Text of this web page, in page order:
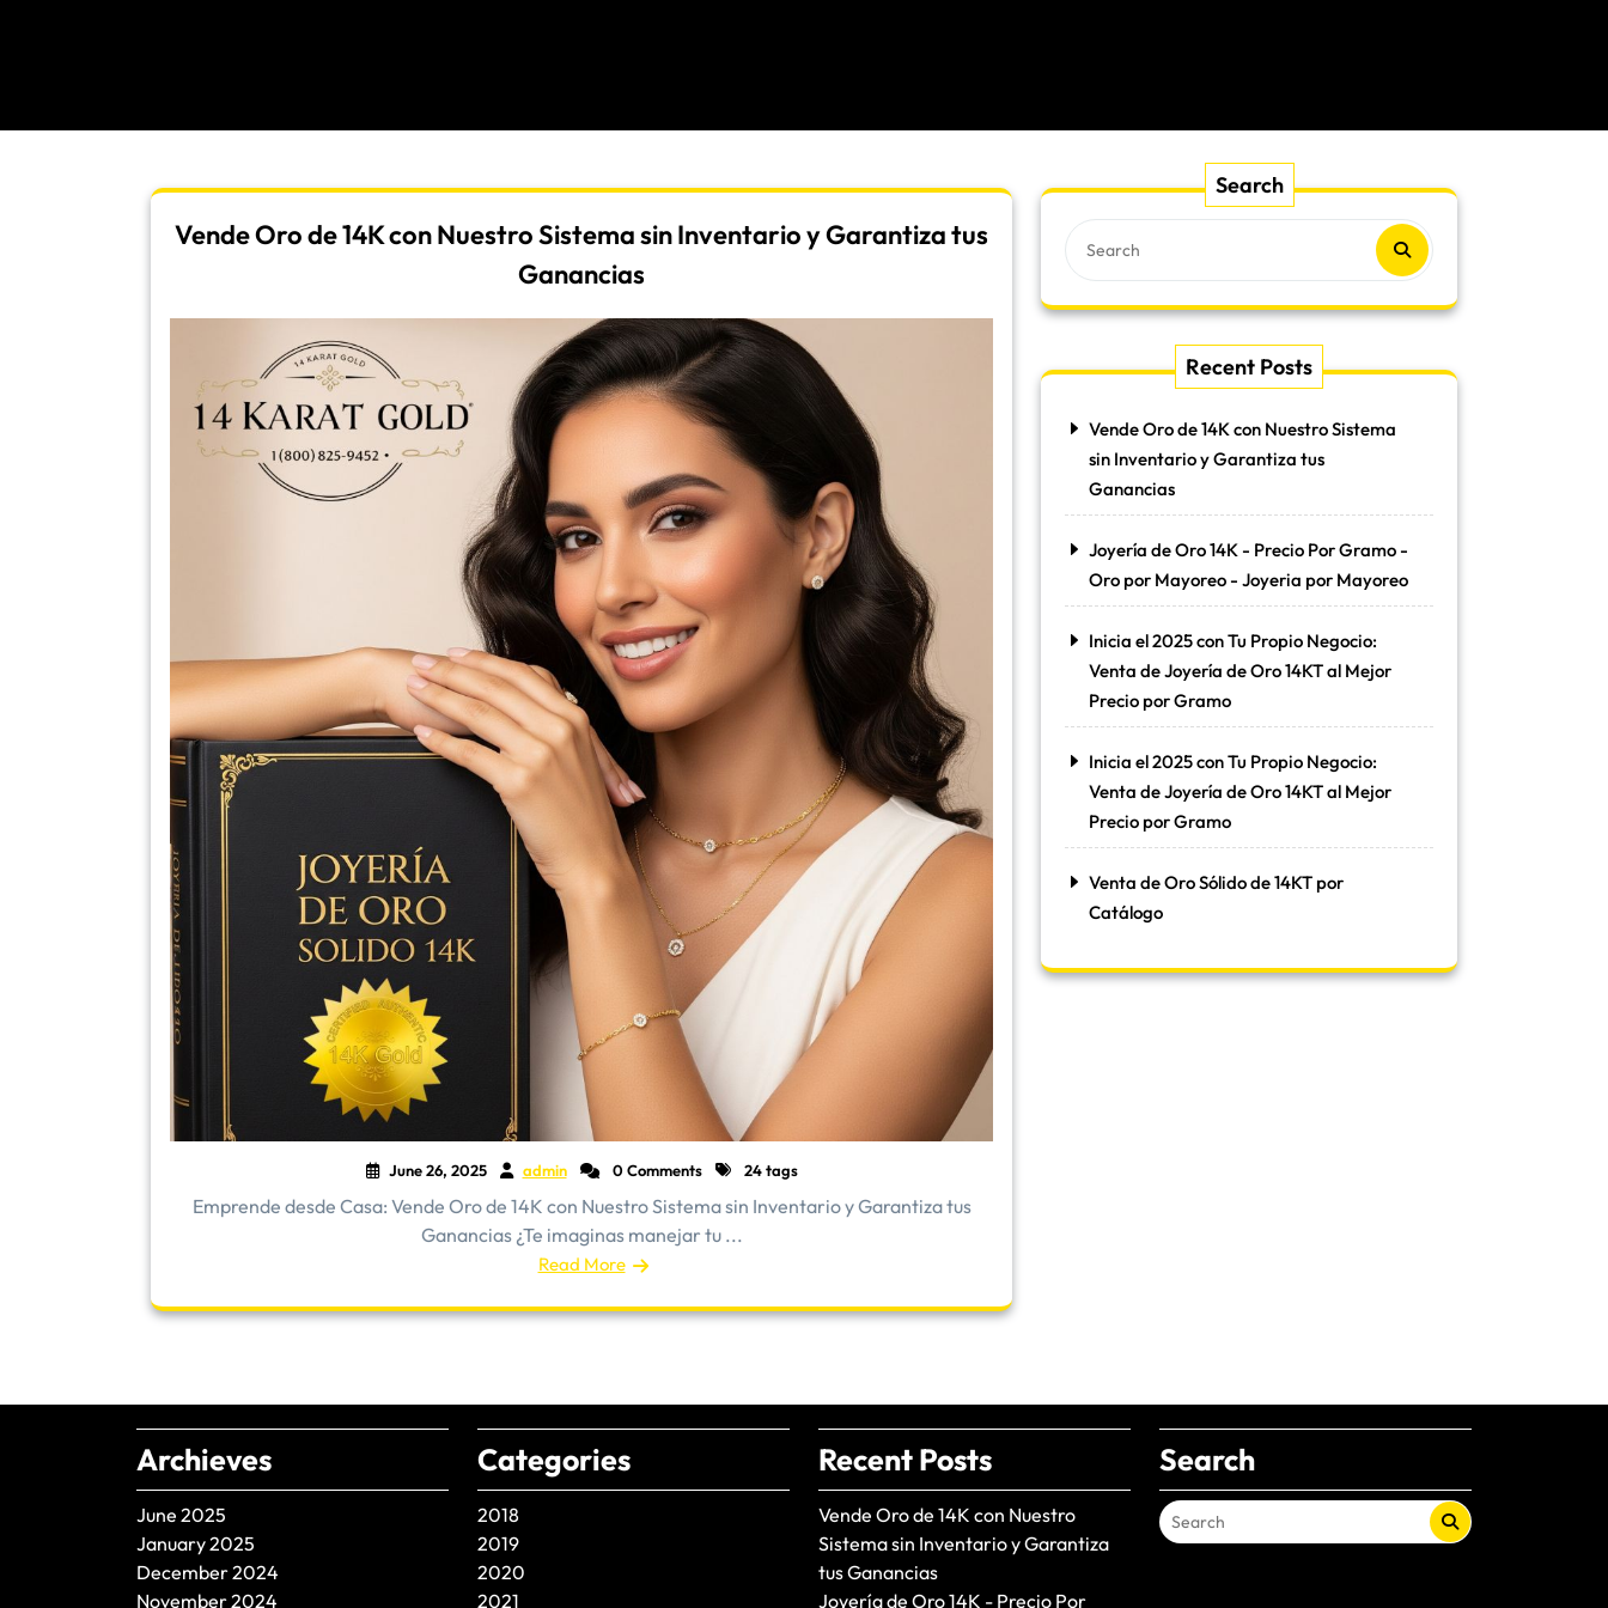
Vende Oro de 14K con Nuestro Sistema sin Inventario y Garantiza tus
Ganancias
June 26, 2025 admin 0 Comments 24 tags
Emprende desde Casa: Vende Oro de 14K con Nuestro Sistema sin Inventario y Garantiza tus
Ganancias ¿Te imaginas manejar tu ...
Read More
Search
Recent Posts
Vende Oro de 14K con Nuestro Sistema
sin Inventario y Garantiza tus
Ganancias
Joyería de Oro 14K - Precio Por Gramo -
Oro por Mayoreo - Joyeria por Mayoreo
Inicia el 2025 con Tu Propio Negocio:
Venta de Joyería de Oro 14KT al Mejor
Precio por Gramo
Inicia el 2025 con Tu Propio Negocio:
Venta de Joyería de Oro 14KT al Mejor
Precio por Gramo
Venta de Oro Sólido de 14KT por
Catálogo
Archieves
June 2025
January 2025
December 2024
November 2024
Categories
2018
2019
2020
2021
Recent Posts
Vende Oro de 14K con Nuestro
Sistema sin Inventario y Garantiza
tus Ganancias
Joyería de Oro 14K - Precio Por
Search